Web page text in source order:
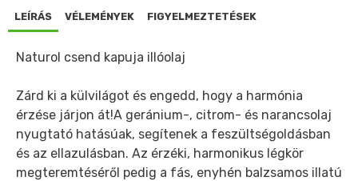
LEÍRÁS VÉLEMÉNYEK FIGYELMEZTETÉSEK
Naturol csend kapuja illóolaj
Zárd ki a külvilágot és engedd, hogy a harmónia
érzése járjon át!A geránium-, citrom- és narancsolaj
nyugtató hatásúak, segítenek a feszültségoldásban
és az ellazulásban. Az érzéki, harmonikus légkör
megteremtéséről pedig a fás, enyhén balzsamos illatú